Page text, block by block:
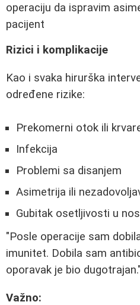
operaciju da ispravim
pacijent
Rizici i komplikacije
Kao i svaka hirurška
određene rizike:
Prekomerni otok ili
Infekcija
Problemi sa disanjem
Asimetrija ili
Gubitak osetljivosti u
"Posle operacije sam
imunitet. Dobila sam
oporavak je bio
Važno: